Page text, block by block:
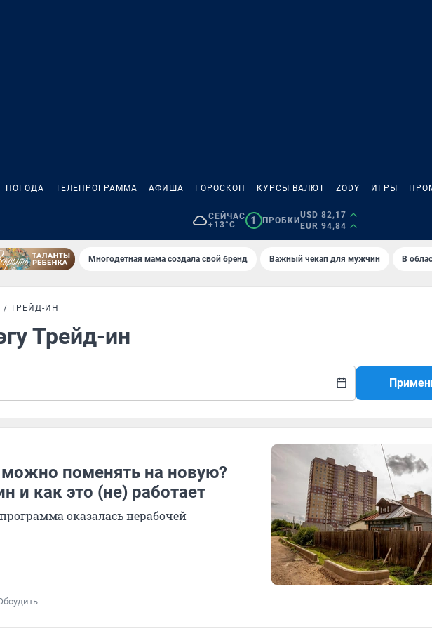
ПОГОДА ТЕЛЕПРОГРАММА АФИША ГОРОСКОП КУРСЫ ВАЛЮТ ZODY ИГРЫ
СЕЙЧАС
+13°C
1 ПРОБКИ
USD 82,17
EUR 94,84
Многодетная мама создала свой бренд Важный чекап для мужчин В
ТРЕЙД-ИН
Трейд-ин
поменять на новую?
и как это (не) работает
оказалась нерабочей